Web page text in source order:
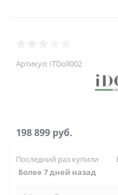
Артикул: ITDoll002
198 899 руб.
Последний раз купили
Более 7 дней назад